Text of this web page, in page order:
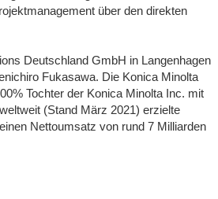
über den direkten
Deutschland GmbH in Langenhagen
Fukasawa. Die Konica Minolta
Tochter der Konica Minolta Inc. mit
(Stand März 2021) erzielte
Nettoumsatz von rund 7 Milliarden